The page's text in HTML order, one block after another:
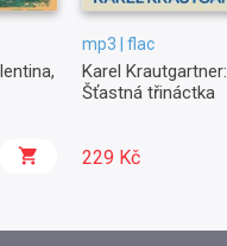
mp3 | flac
Karel Krautgartner:
Šťastná třináctka
229 Kč